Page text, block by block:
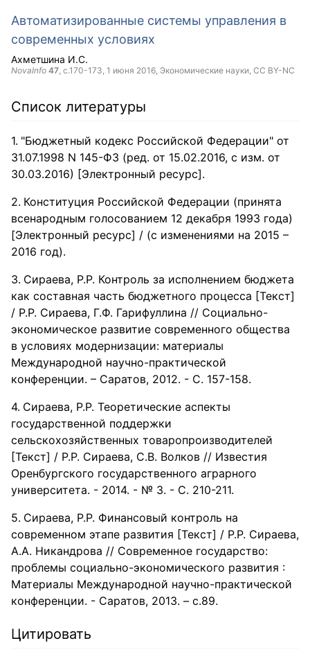
Автоматизированные системы управления в
современных условиях
Ахметшина И.С.
NovaInfo 47, с.170-173, 1 июня 2016, Экономические науки, CC BY-NC
Список литературы
"Бюджетный кодекс Российской Федерации" от
31.07.1998 N 145-ФЗ (ред. от 15.02.2016, с изм. от
30.03.2016) [Электронный ресурс].
Конституция Российской Федерации (принята
всенародным голосованием 12 декабря 1993 года)
[Электронный ресурс] / (с изменениями на 2015 –
2016 год).
Сираева, Р.Р. Контроль за исполнением бюджета
как составная часть бюджетного процесса [Текст]
/ Р.Р. Сираева, Г.Ф. Гарифуллина // Социально-
экономическое развитие современного общества
в условиях модернизации: материалы
Международной научно-практической
конференции. – Саратов, 2012. - С. 157-158.
Сираева, Р.Р. Теоретические аспекты
государственной поддержки
сельскохозяйственных товаропроизводителей
[Текст] / Р.Р. Сираева, С.В. Волков // Известия
Оренбургского государственного аграрного
университета. - 2014. - № 3. - С. 210-211.
Сираева, Р.Р. Финансовый контроль на
современном этапе развития [Текст] / Р.Р. Сираева,
А.А. Никандрова // Современное государство:
проблемы социально-экономического развития :
Материалы Международной научно-практической
конференции. - Саратов, 2013. – с.89.
Цитировать